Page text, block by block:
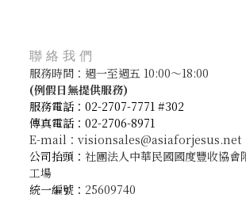
聯絡我們
服務時間：週一至週五 10:00～18:00
(例假日無提供服務)
服務電話：02-2707-7771 #302
傳真電話：02-2706-8971
E-mail：visionsales@asiaforjesus.net
公司抬頭： 社團法人中華民國國度豐收協會
工場
統一編號： 25609740